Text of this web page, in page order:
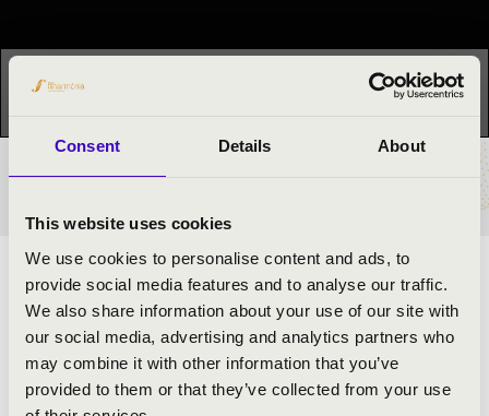
Consent Details About
This website uses cookies
We use cookies to personalise content and ads, to
provide social media features and to analyse our traffic.
We also share information about your use of our site with
our social media, advertising and analytics partners who
may combine it with other information that you’ve
provided to them or that they’ve collected from your use
Ez a koncert már lezajlott.
Kattints ide az aktuális
ORGONAZENE HATÁROK NÉLKÜL!
ELŐADÓK:
Dóbisz Áron- orgona